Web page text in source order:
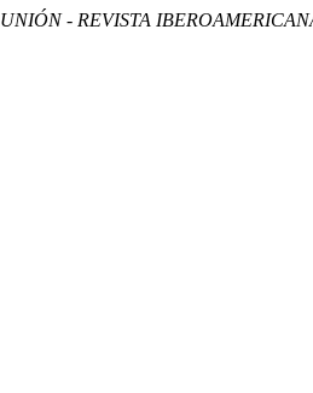
UNIÓN - REVISTA